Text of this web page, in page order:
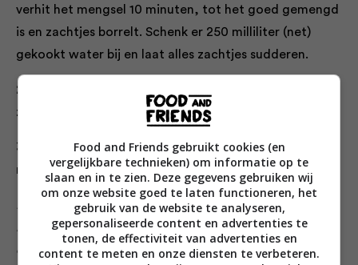
verhit het mengsel 10 minuten, tot het goed gemengd
is en zachtjes borrelt. Schenk er 250 milliliter (net)
gekookt water bij en laat alles zachtjes sudderen.
2. Voeg de noedels toe en kook ze 5 minuten, tot ze
zacht zijn; roer ze met een vork los.
3. Verdeel de soep over vier kommen en garneer hem
met de bosuien en koriander. Serveer meteen.
Dit recept is afkomstig uit het gratis weekmenu met
recepten uit 5 ingrediënten vegan. Deze kun je
downloaden door op onderstaande afbeelding te klikken.
Food and Friends gebruikt cookies (en
vergelijkbare technieken) om informatie op te
slaan en in te zien. Deze gegevens gebruiken wij
om onze website goed te laten functioneren, het
gebruik van de website te analyseren,
gepersonaliseerde content en advertenties te
tonen, de effectiviteit van advertenties en
content te meten en onze diensten te verbeteren.